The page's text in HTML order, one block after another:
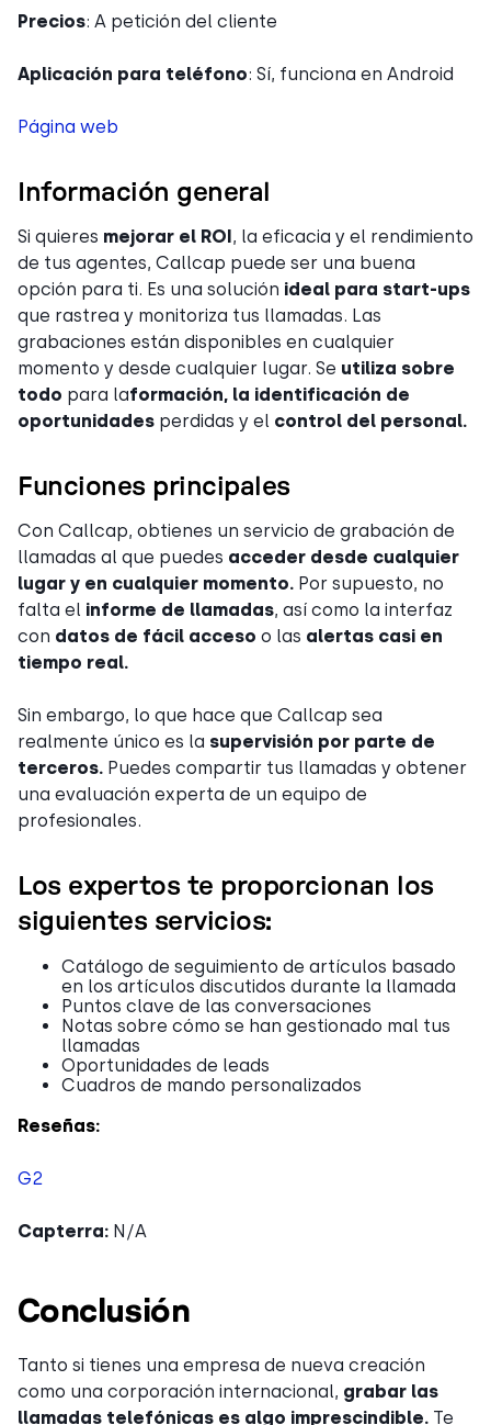
Precios: A petición del cliente
Aplicación para teléfono: Sí, funciona en Android
Página web
Información general
Si quieres mejorar el ROI, la eficacia y el rendimiento
de tus agentes, Callcap puede ser una buena
opción para ti. Es una solución ideal para start-ups
que rastrea y monitoriza tus llamadas. Las
grabaciones están disponibles en cualquier
momento y desde cualquier lugar. Se utiliza sobre
todo para laformación, la identificación de
oportunidades perdidas y el control del personal.
Funciones principales
Con Callcap, obtienes un servicio de grabación de
llamadas al que puedes acceder desde cualquier
lugar y en cualquier momento. Por supuesto, no
falta el informe de llamadas, así como la interfaz
con datos de fácil acceso o las alertas casi en
tiempo real.
Sin embargo, lo que hace que Callcap sea
realmente único es la supervisión por parte de
terceros. Puedes compartir tus llamadas y obtener
una evaluación experta de un equipo de
profesionales.
Los expertos te proporcionan los
siguientes servicios:
Catálogo de seguimiento de artículos basado
en los artículos discutidos durante la llamada
Puntos clave de las conversaciones
Notas sobre cómo se han gestionado mal tus
llamadas
Oportunidades de leads
Cuadros de mando personalizados
Reseñas:
G2
Capterra: N/A
Conclusión
Tanto si tienes una empresa de nueva creación
como una corporación internacional, grabar las
llamadas telefónicas es algo imprescindible. Te